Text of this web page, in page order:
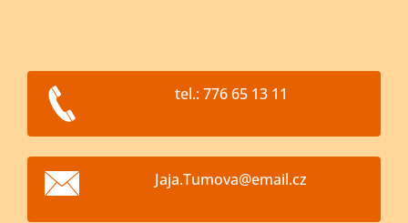
tel.: 776 65 13 11
Jaja.Tumova@email.cz